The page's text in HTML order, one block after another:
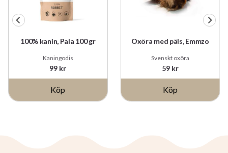
100% kanin, Pala 100 gr
Kaningodis
99 kr
Köp
Oxöra med päls, Emmzo
Svenskt oxöra
59kr
Köp